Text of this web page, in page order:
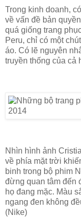
Trong kinh doanh,
về vấn đề bản
quá giống trang
Peru, chỉ có một
áo. Có lẽ nguyên
truyền thống của cả
Nhìn hình ảnh
về phía mặt trời
binh trong bộ phim
đừng quan tâm đến
họ đang mặc. Màu
ngang đen không
(Nike)